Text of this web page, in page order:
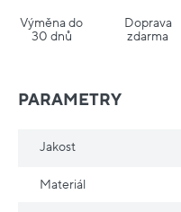
Výměna do
30 dnů
Doprava
zdarma
PARAMETRY
Jakost
Materiál